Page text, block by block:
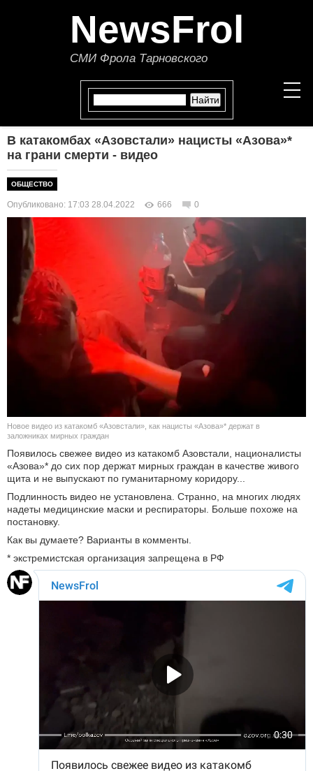
NewsFrol
СМИ Фрола Тарновского
НОВОСТИ
ПОЛИТИКА
ЭКОНОМИКА
В МИРЕ
ОБЩЕСТВО
КУЛЬТУРА
НАУКА
СПОРТ
АВТО И МОТО
ЭГОИЗМ
В катакомбах «Азовстали» нацисты «Азова»*
на грани смерти - видео
ОБЩЕСТВО
Опубликовано: 17:03 28.04.2022 666 0
Новое видео из катакомб «Азовстали», как нацисты «Азова»* держат в
заложниках мирных граждан
Появилось свежее видео из катакомб Азовстали, националисты
«Азова»* до сих пор держат мирных граждан в качестве живого
щита и не выпускают по гуманитарному коридору...
Подлинность видео не установлена. Странно, на многих людях
надеты медицинские маски и респираторы. Больше похоже на
постановку.
Как вы думаете? Варианты в комменты.
* экстремистская организация запрещена в РФ